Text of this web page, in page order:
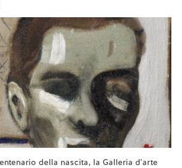
della nascita, la Galleria d'arte